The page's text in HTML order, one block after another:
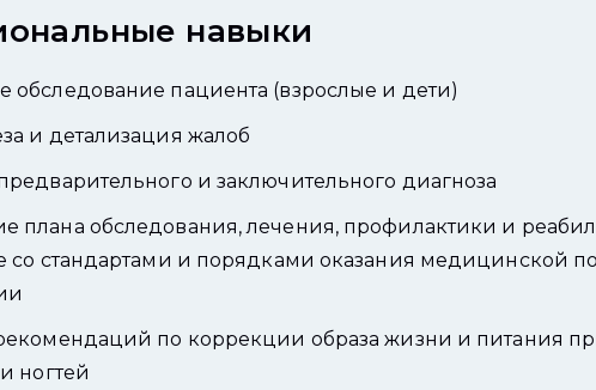
навыки
обследование пациента (взрослые и дети)
и детализация жалоб
и заключительного диагноза
плана обследования, лечения, профилактики и
со стандартами и порядками оказания медицинской
по коррекции образа жизни и питания
ногтей